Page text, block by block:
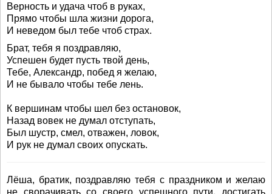
Верность и удача чтоб в руках,
Прямо чтобы шла жизни дорога,
И неведом был тебе чтоб страх.
Брат, тебя я поздравляю,
Успешен будет пусть твой день,
Тебе, Александр, побед я желаю,
И не бывало чтобы тебе лень.
К вершинам чтобы шел без остановок,
Назад вовек не думал отступать,
Был шустр, смел, отважен, ловок,
И рук не думал своих опускать.
Лёша, братик, поздравляю тебя с праздником и желаю
не сворачивать со своего успешного пути, достигать